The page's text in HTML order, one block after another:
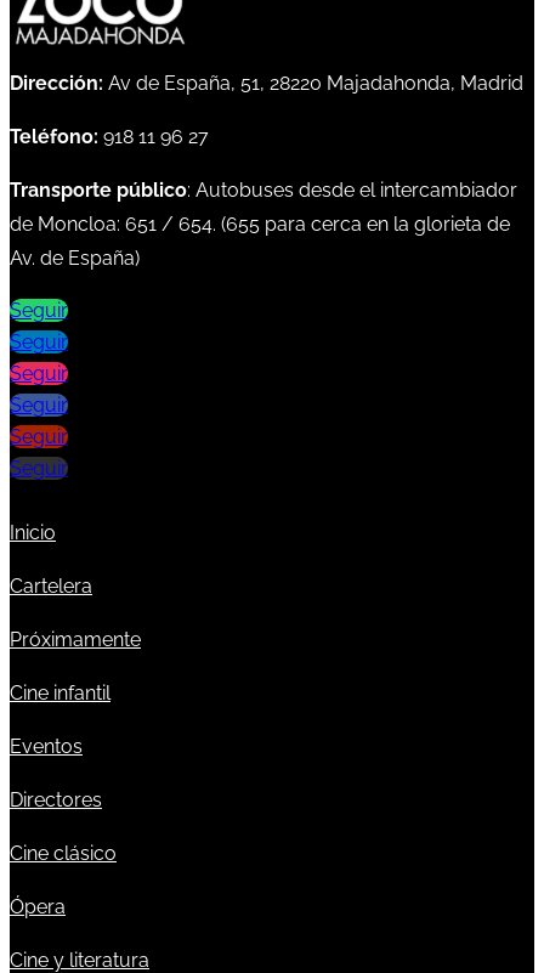
Dirección: Av de España, 51, 28220 Majadahonda, Madrid
Teléfono: 918 11 96 27
Transporte público: Autobuses desde el intercambiador
de Moncloa: 651 / 654. (655 para cerca en la glorieta de
Av. de España)
Seguir
Seguir
Seguir
Seguir
Seguir
Seguir
Inicio
Cartelera
Próximamente
Cine infantil
Eventos
Directores
Cine clásico
Ópera
Cine y literatura